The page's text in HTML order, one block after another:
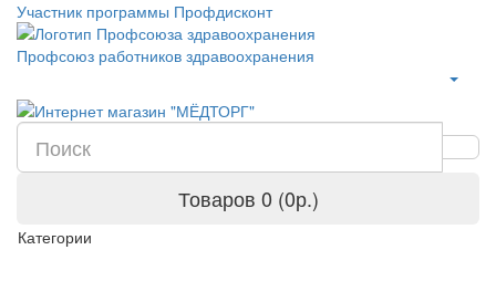
Участник программы Профдисконт
Профсоюз работников здравоохранения
Товаров 0 (0р.)
Категории